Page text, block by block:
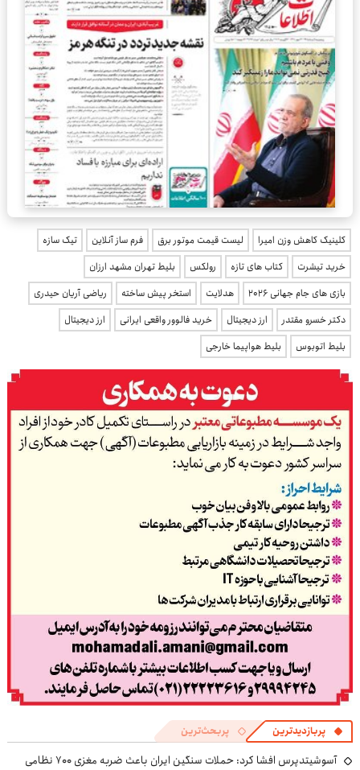
کلینیک کاهش وزن امیرا لیست قیمت موتور برق فرم ساز آنلاین
تیک سازه
خرید تیشرت
کتاب های تازه رولکس
بلیط تهران مشهد ارزان
بازی های جام جهانی 2026
هدلایت استخر پیش ساخته
ریاضی آریان حیدری
دکتر خسرو مقتدر
ارز دیجیتال خرید فالوور واقعی ایرانی
ارز دیجیتال
بلیط اتوبوس
بلیط هواپیما خارجی
پربازدیدترین پربحث‌ترین
آسوشیتدپرس افشا کرد: حملات سنگین ایران باعث ضربه مغزی ۷۰۰ نظامی